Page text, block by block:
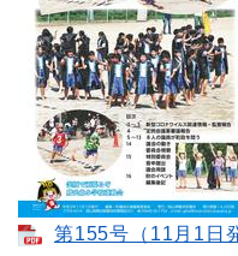
第155号（11月1日